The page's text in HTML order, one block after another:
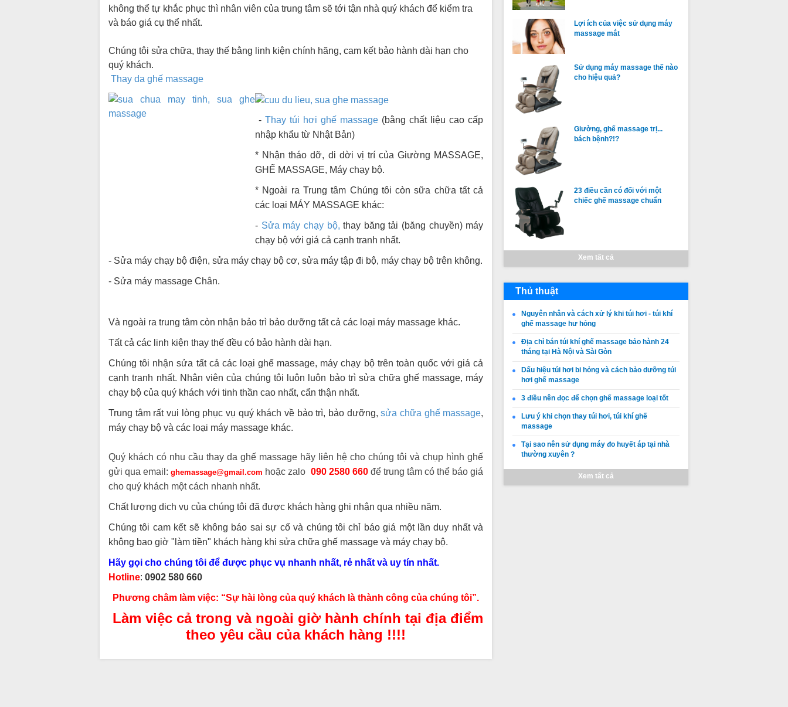
không thể tự khắc phục thì nhân viên của trung tâm sẽ tới tận nhà quý khách để kiểm tra
và báo giá cụ thể nhất.
Chúng tôi sửa chữa, thay thế bằng linh kiện chính hãng, cam kết bảo hành dài hạn cho
quý khách.
Thay da ghế massage
-Thay túi hơi ghế massage (bằng chất liệu cao cấp
nhập khẩu từ Nhật Bản)
* Nhận tháo dỡ, di dời vị trí của Giường MASSAGE,
GHẾ MASSAGE, Máy chạy bộ.
* Ngoài ra Trung tâm Chúng tôi còn sữa chữa tất cả
các loại MÁY MASSAGE khác:
- Sửa máy chạy bộ, thay băng tải (băng chuyền) máy
chạy bộ với giá cả cạnh tranh nhất.
- Sửa máy chạy bộ điện, sửa máy chạy bộ cơ, sửa máy tập đi bộ, máy chạy bộ trên không.
- Sửa máy massage Chân.
Và ngoài ra trung tâm còn nhận bảo trì bảo dưỡng tất cả các loại máy massage khác.
Tất cả các linh kiện thay thế đều có bảo hành dài hạn.
Chúng tôi nhận sửa tất cả các loại ghế massage, máy chạy bộ trên toàn quốc với giá cả
cạnh tranh nhất. Nhân viên của chúng tôi luôn luôn bảo trì sửa chữa ghế massage, máy
chạy bộ của quý khách với tinh thần cao nhất, cẩn thận nhất.
Trung tâm rất vui lòng phục vụ quý khách về bảo trì, bảo dưỡng,sửa chữa ghế massage,
máy chạy bộ và các loại máy massage khác.
Quý khách có nhu cầu thay da ghế massage hãy liên hệ cho chúng tôi và chụp hình ghế
gửi qua email:ghemassage@gmail.com hoặc zalo 090 2580 660để trung tâm có thể báo giá
cho quý khách một cách nhanh nhất.
Chất lượng dich vụ của chúng tôi đã được khách hàng ghi nhận qua nhiều năm.
Chúng tôi cam kết sẽ không báo sai sự cố và chúng tôi chỉ báo giá một lần duy nhất và
không bao giờ "làm tiền" khách hàng khi sửa chữa ghế massage và máy chạy bộ.
Hãy gọi cho chúng tôi để được phục vụ nhanh nhất, rẻ nhất và uy tín nhất.
Hotline: 0902 580 660
Phương châm làm việc: “Sự hài lòng của quý khách là thành công của chúng tôi”.
Làm việc cả trong và ngoài giờ hành chính tại địa điểm
theo yêu cầu của khách hàng !!!!
Lợi ích của việc sử dụng máy
massage mắt
Sử dụng máy massage thế nào
cho hiệu quả?
Giường, ghế massage trị...
bách bệnh?!?
23 điều cần có đối với một
chiếc ghế massage chuẩn
Xem tất cả
Thủ thuật
Nguyên nhân và cách xử lý khi túi hơi - túi khí
ghế massage hư hỏng
Địa chỉ bán túi khí ghế massage bảo hành 24
tháng tại Hà Nội và Sài Gòn
Dấu hiệu túi hơi bi hỏng và cách bảo dưỡng túi
hơi ghế massage
3 điều nên đọc để chọn ghế massage loại tốt
Lưu ý khi chọn thay túi hơi, túi khí ghế
massage
Tại sao nên sử dụng máy đo huyết áp tại nhà
thường xuyên ?
Xem tất cả